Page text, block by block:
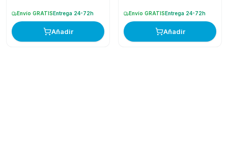
Envío GRATIS Entrega 24-72h
Añadir
Envío GRATIS Entrega 24-72h
Añadir